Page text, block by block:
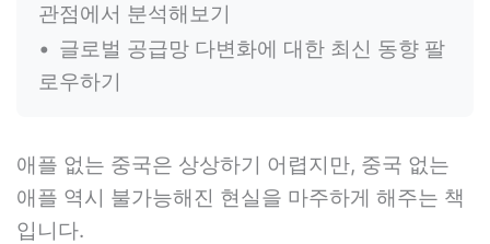
관점에서 분석해보기
글로벌 공급망 다변화에 대한 최신 동향 팔
로우하기
애플 없는 중국은 상상하기 어렵지만, 중국 없는
애플 역시 불가능해진 현실을 마주하게 해주는 책
입니다.